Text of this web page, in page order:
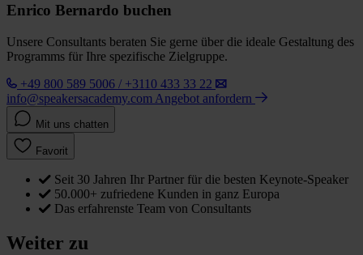
Enrico Bernardo buchen
Unsere Consultants beraten Sie gerne über die ideale Gestaltung des
Programms für Ihre spezifische Zielgruppe.
+49 800 589 5006 / +3110 433 33 22
info@speakersacademy.com Angebot anfordern
Mit uns chatten
Favorit
Seit 30 Jahren Ihr Partner für die besten Keynote-Speaker
50.000+ zufriedene Kunden in ganz Europa
Das erfahrenste Team von Consultants
Weiter zu